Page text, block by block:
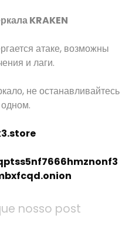
KRAKEN
атаке, возможны
и лаги.
не останавливайтесь
nosso post